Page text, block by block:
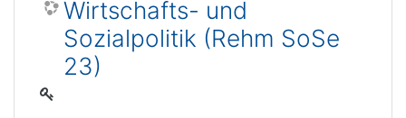
Wirtschafts- und
Sozialpolitik (Rehm SoSe
23)